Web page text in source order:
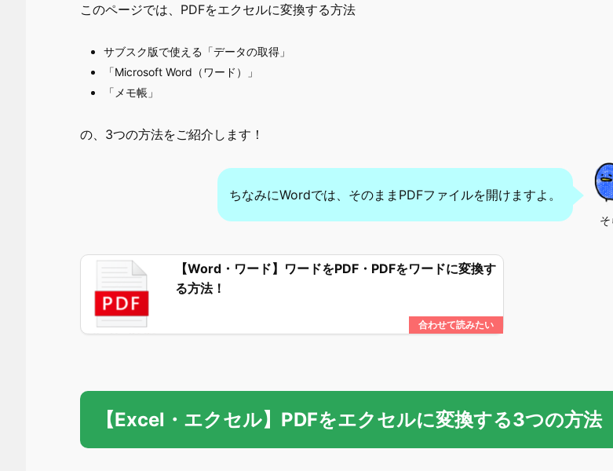
このページでは、PDFをエクセルに変換する方法
サブスク版で使える「データの取得」
「Microsoft Word（ワード）」
「メモ帳」
の、3つの方法をご紹介します！
ちなみにWordでは、そのままPDFファイルを開けますよ。
【Word・ワード】ワードをPDF・PDFをワードに変換す
る方法！
【Excel・エクセル】PDFをエクセルに変換する3つの方法